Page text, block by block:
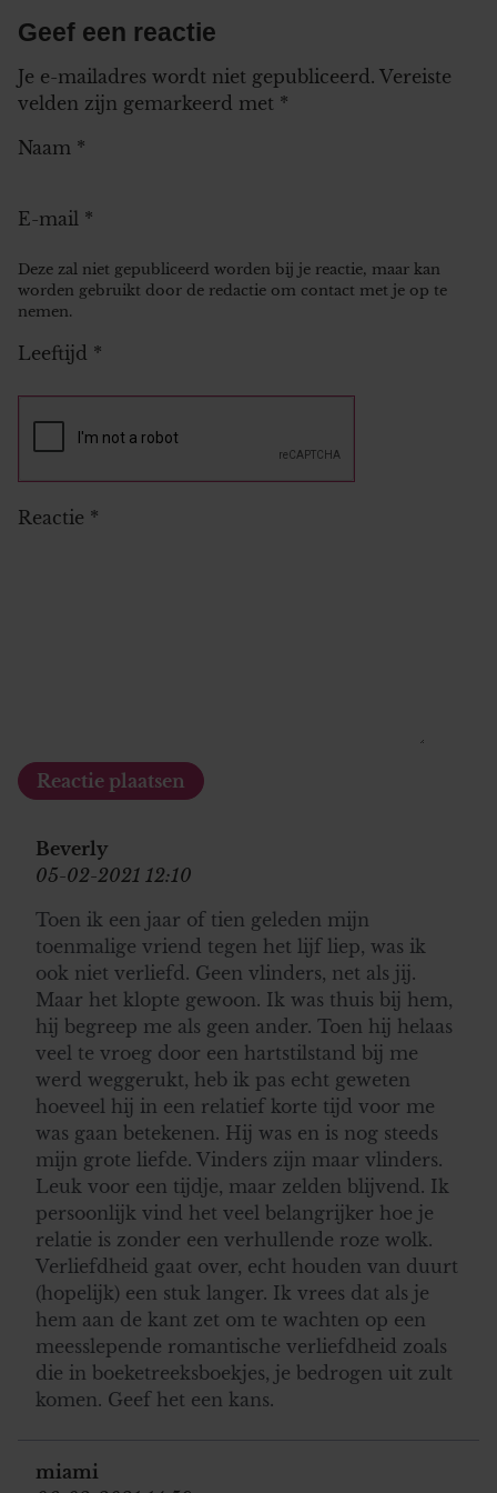
Geef een reactie
Je e-mailadres wordt niet gepubliceerd. Vereiste
velden zijn gemarkeerd met *
Naam *
E-mail *
Deze zal niet gepubliceerd worden bij je reactie, maar kan
worden gebruikt door de redactie om contact met je op te
nemen.
Leeftijd *
Reactie *
Beverly
05-02-2021 12:10
Toen ik een jaar of tien geleden mijn
toenmalige vriend tegen het lijf liep, was ik
ook niet verliefd. Geen vlinders, net als jij.
Maar het klopte gewoon. Ik was thuis bij hem,
hij begreep me als geen ander. Toen hij helaas
veel te vroeg door een hartstilstand bij me
werd weggerukt, heb ik pas echt geweten
hoeveel hij in een relatief korte tijd voor me
was gaan betekenen. Hij was en is nog steeds
mijn grote liefde. Vinders zijn maar vlinders.
Leuk voor een tijdje, maar zelden blijvend. Ik
persoonlijk vind het veel belangrijker hoe je
relatie is zonder een verhullende roze wolk.
Verliefdheid gaat over, echt houden van duurt
(hopelijk) een stuk langer. Ik vrees dat als je
hem aan de kant zet om te wachten op een
meesslepende romantische verliefdheid zoals
die in boeketreeksboekjes, je bedrogen uit zult
komen. Geef het een kans.
miami